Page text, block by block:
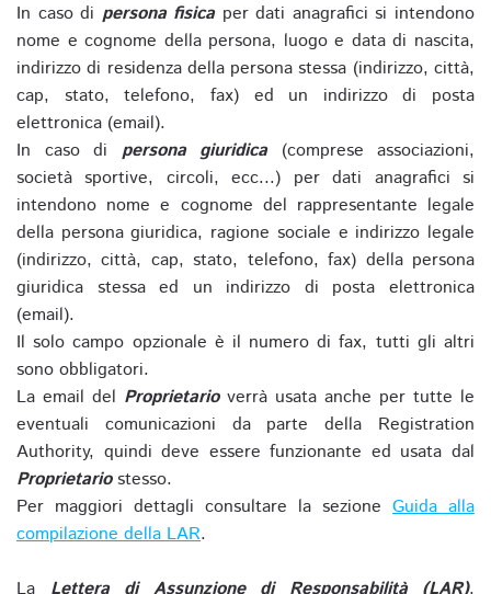
In caso di persona fisicaper dati anagrafici si intendono
nome e cognome della persona, luogo e data di nascita,
indirizzo di residenza della persona stessa (indirizzo, città,
cap, stato, telefono, fax) ed un indirizzo di posta
elettronica (email).
In caso di persona giuridica(comprese associazioni,
società sportive, circoli, ecc...) per dati anagrafici si
intendono nome e cognome del rappresentante legale
della persona giuridica, ragione sociale e indirizzo legale
(indirizzo, città, cap, stato, telefono, fax) della persona
giuridica stessa ed un indirizzo di posta elettronica
(email).
Il solo campo opzionale è il numero di fax, tutti gli altri
sono obbligatori.
La email del Proprietarioverrà usata anche per tutte le
eventuali comunicazioni da parte della Registration
Authority, quindi deve essere funzionante ed usata dal
Proprietariostesso.
Per maggiori dettagli consultare la sezione Guida alla
compilazione della LAR.